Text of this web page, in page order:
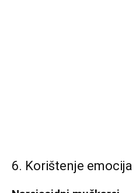
6. Korištenje emocija